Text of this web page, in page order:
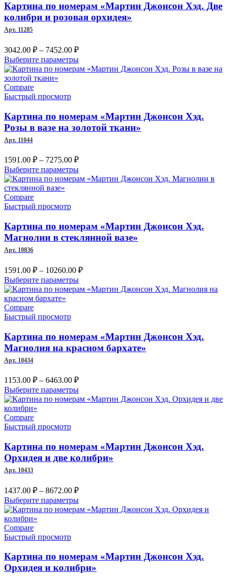
Картина по номерам «Мартин Джонсон Хэд. Две
колибри и розовая орхидея»
Арт. 11285
3042.00 ₽ – 7452.00 ₽Диапазон
цен:
3042.00 ₽
Выберите параметрыЭтот
товар
можно
выбрать
на
Compare
Быстрый просмотр
Картина по номерам «Мартин Джонсон Хэд.
Розы в вазе на золотой ткани»
Арт. 11044
1591.00 ₽ – 7275.00 ₽Диапазон
цен:
1591.00 ₽
Выберите параметрыЭтот
товар
можно
выбрать
на
Compare
Быстрый просмотр
Картина по номерам «Мартин Джонсон Хэд.
Магнолии в стеклянной вазе»
Арт. 10836
1591.00 ₽ – 10260.00 ₽Диапазон
1591.00 ₽
Выберите параметрыЭтот
товар
можно
выбрать
на
Compare
Быстрый просмотр
Картина по номерам «Мартин Джонсон Хэд.
Магнолия на красном бархате»
Арт. 10434
1153.00 ₽ – 6463.00 ₽Диапазон
цен:
1153.00 ₽
Выберите параметрыЭтот
товар
можно
выбрать
на
Compare
Быстрый просмотр
Картина по номерам «Мартин Джонсон Хэд.
Орхидея и две колибри»
Арт. 10433
1437.00 ₽ – 8672.00 ₽Диапазон
цен:
1437.00 ₽
Выберите параметрыЭтот
товар
можно
выбрать
на
Compare
Быстрый просмотр
Картина по номерам «Мартин Джонсон Хэд.
Орхидея и колибри»